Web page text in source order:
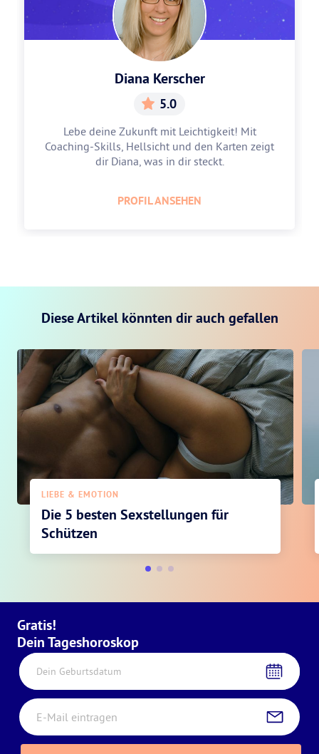
Diana Kerscher
5.0
Lebe deine Zukunft mit Leichtigkeit! Mit
Coaching-Skills, Hellsicht und den Karten zeigt
dir Diana, was in dir steckt.
PROFIL ANSEHEN
Diese Artikel könnten dir auch gefallen
LIEBE & EMOTION
Die 5 besten Sexstellungen für
Schützen
Gratis!
Dein Tageshoroskop
Dein Geburtsdatum